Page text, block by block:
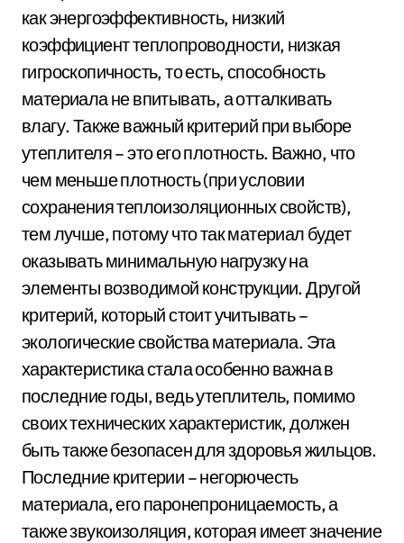
как энергоэффективность, низкий
коэффициент теплопроводности, низкая
гигроскопичность, то есть, способность
материала не впитывать, а отталкивать
влагу. Также важный критерий при выборе
утеплителя – это его плотность. Важно, что
чем меньше плотность (при условии
сохранения теплоизоляционных свойств),
тем лучше, потому что так материал будет
оказывать минимальную нагрузку на
элементы возводимой конструкции. Другой
критерий, который стоит учитывать –
экологические свойства материала. Эта
характеристика стала особенно важна в
последние годы, ведь утеплитель, помимо
своих технических характеристик, должен
быть также безопасен для здоровья жильцов.
Последние критерии – негорючесть
материала, его паронепроницаемость, а
также звукоизоляция, которая имеет значение